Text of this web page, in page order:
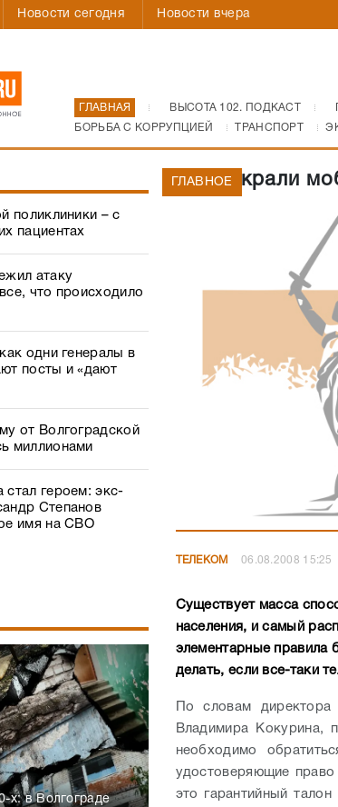
Новости сегодня Новости вчера
ГЛАВНАЯ ВЫСОТА 102. ПОДКАСТ
БОРЬБА С КОРРУПЦИЕЙ
ТРАНСПОРТ
поликлиники – с
пациентах
атаку
что происходило
одни генералы в
посты и «дают
от Волгоградской
миллионами
героем: экс-
Степанов
имя на СВО
х: в Волгограде
Если украли
ГЛАВНОЕ
ТЕЛЕКОМ 06.08.2008 15:25
Существует масса
населения, и самый
элементарные правила
делать, если все-таки
По словам директора
Владимира Кокурина,
необходимо
удостоверяющие
это гарантийный